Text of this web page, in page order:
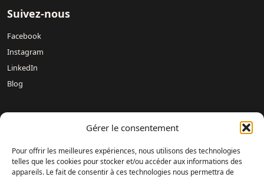
Gérer le consentement
Pour offrir les meilleures expériences, nous utilisons des technologies
telles que les cookies pour stocker et/ou accéder aux informations des
appareils. Le fait de consentir à ces technologies nous permettra de
Suivez-nous
Facebook
Instagram
LinkedIn
Blog
Mercedes-Benz DREUX / Mercedes-Benz
Mercedes-Benz Mondeville Caen – AUBIN NORMANDIE /
Mercedes-Benz Le Havre – LAMARTINE AUTOMOBILES /
Mercedes-Benz Magnanville – DAVIS MONGAZONS /